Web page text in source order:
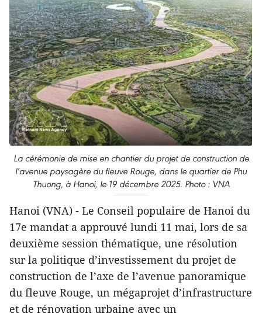
La cérémonie de mise en chantier du projet de construction de
l’avenue paysagère du fleuve Rouge, dans le quartier de Phu
Thuong, à Hanoi, le 19 décembre 2025. Photo : VNA
Hanoi (VNA) - Le Conseil populaire de Hanoi du
17e mandat a approuvé lundi 11 mai, lors de sa
deuxième session thématique, une résolution
sur la politique d’investissement du projet de
construction de l’axe de l’avenue panoramique
du fleuve Rouge, un mégaprojet d’infrastructure
et de rénovation urbaine avec un